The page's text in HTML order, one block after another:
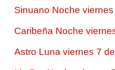
Sinuano Noche
Caribeña Noche
Astro Luna viernes 7